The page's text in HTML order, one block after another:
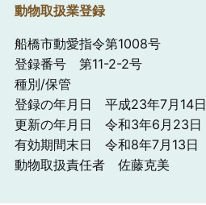
動物取扱業登録
船橋市動愛指令第1008号
登録番号 第11-2-2号
種別/保管
登録の年月日 平成23年7月14日
更新の年月日 令和3年6月23日
有効期間末日 令和8年7月13日
動物取扱責任者 佐藤克美